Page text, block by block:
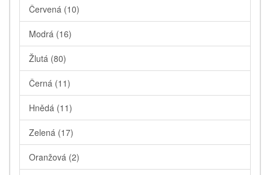
Červená (10)
Modrá (16)
Žlutá (80)
Černá (11)
Hnědá (11)
Zelená (17)
Oranžová (2)